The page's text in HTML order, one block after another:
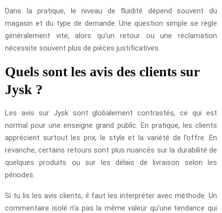
Dans la pratique, le niveau de fluidité dépend souvent du
magasin et du type de demande. Une question simple se règle
généralement vite, alors qu’un retour ou une réclamation
nécessite souvent plus de pièces justificatives.
Quels sont les avis des clients sur
Jysk ?
Les avis sur Jysk sont globalement contrastés, ce qui est
normal pour une enseigne grand public. En pratique, les clients
apprécient surtout les prix, le style et la variété de l’offre. En
revanche, certains retours sont plus nuancés sur la durabilité de
quelques produits ou sur les délais de livraison selon les
périodes.
Si tu lis les avis clients, il faut les interpréter avec méthode. Un
commentaire isolé n’a pas la même valeur qu’une tendance qui